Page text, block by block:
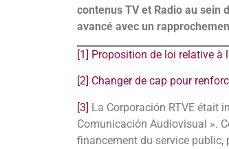
contenus TV et Radio au sein
avancé avec un
[1] Proposition de loi relative à
[2] Changer de cap pour
[3] La Corporación RTVE était
Comunicación Audiovisual ».
financement du service public,